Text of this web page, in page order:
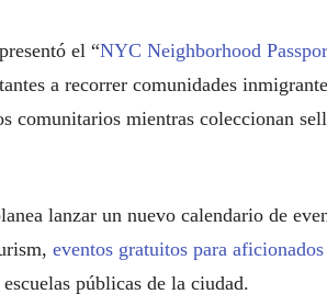
el “NYC Neighborhood
a recorrer comunidades
comunitarios mientras coleccionan
lanzar un nuevo calendario de
eventos gratuitos para aficionados
públicas de la ciudad.